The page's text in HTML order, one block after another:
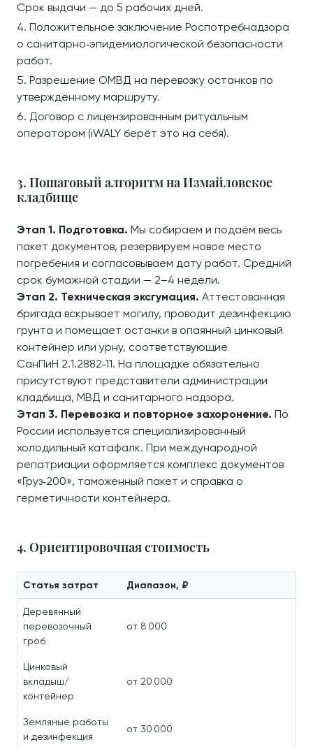
Срок выдачи — до 5 рабочих дней.
Положительное заключение Роспотребнадзора
о санитарно‑эпидемиологической безопасности
работ.
Разрешение ОМВД на перевозку останков по
утверждённому маршруту.
Договор с лицензированным ритуальным
оператором (iWALY берёт это на себя).
3. Пошаговый алгоритм на Измайловское
кладбище
Этап 1. Подготовка. Мы собираем и подаём весь
пакет документов, резервируем новое место
погребения и согласовываем дату работ. Средний
срок бумажной стадии — 2–4 недели.
Этап 2. Техническая эксгумация. Аттестованная
бригада вскрывает могилу, проводит дезинфекцию
грунта и помещает останки в опаянный цинковый
контейнер или урну, соответствующие
СанПиН 2.1.2882‑11. На площадке обязательно
присутствуют представители администрации
кладбища, МВД и санитарного надзора.
Этап 3. Перевозка и повторное захоронение. По
России используется специализированный
холодильный катафалк. При международной
репатриации оформляется комплекс документов
«Груз‑200», таможенный пакет и справка о
герметичности контейнера.
4. Ориентировочная стоимость
Статья затрат Диапазон, ₽
Деревянный
перевозочный
гроб
от 8 000
Цинковый
вкладыш/
контейнер
от 20 000
Земляные работы
и дезинфекция
от 30 000